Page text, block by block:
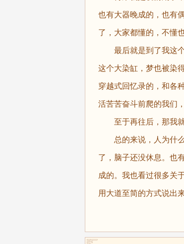
也有大器晚成的，也有
了，大家都懂的，不懂
最后就是到了我这个
这个大染缸，梦也被染
穿越式回忆录的，和各
活苦苦奋斗前爬的我们
至于再往后，那我就
总的来说，人为什么
了，脑子还没休息。也
成的。我也看过很多关
用大道至简的方式说出